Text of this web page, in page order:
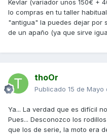
Kevlar (variador unos 150€ +
lo compras en tu taller
"antigua" la puedes dejar por
de un apaño (ya que sirve
thoOr
Publicado 15 de Mayo
Ya... La verdad que es difícil
Pues... Desconozco los
que los de serie, la moto era